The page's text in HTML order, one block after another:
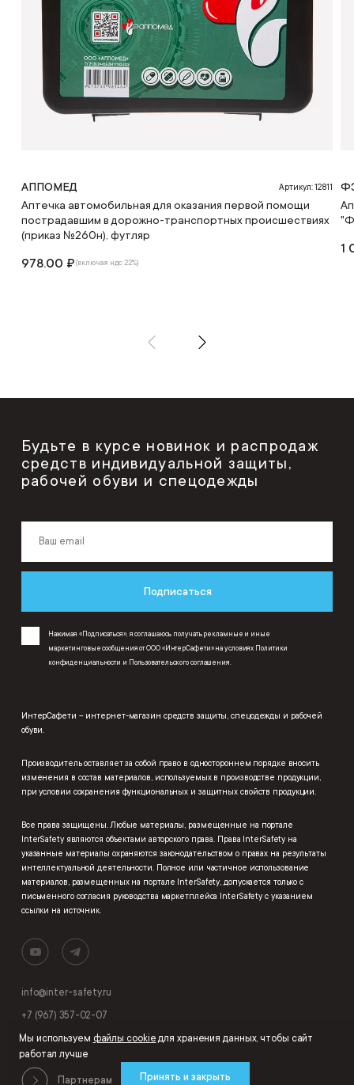
АППОМЕД Артикул: 12811
Аптечка автомобильная для оказания первой помощи
пострадавшим в дорожно-транспортных происшествиях
(приказ №260н), футляр
978.00 ₽(включая ндс 22%)
1
Будьте в курсе новинок и распродаж
средств индивидуальной защиты,
рабочей обуви и спецодежды
Подписаться
Нажимая «Подписаться», я соглашаюсь получать рекламные и иные
маркетинговые сообщения от ООО «ИнтерСафети» на условиях Политики
конфиденциальности и Пользовательского соглашения.
ИнтерСафети – интернет-магазин средств защиты, спецодежды и рабочей
обуви.
Производитель оставляет за собой право в одностороннем порядке вносить
изменения в состав материалов, используемых в производстве продукции,
при условии сохранения функциональных и защитных свойств продукции.
Все права защищены. Любые материалы, размещенные на портале
InterSafety являются объектами авторского права. Права InterSafety на
указанные материалы охраняются законодательством о правах на результаты
интеллектуальной деятельности. Полное или частичное использование
материалов, размещенных на портале InterSafety, допускается только с
письменного согласия руководства маркетплейса InterSafety с указанием
ссылки на источник.
info@inter-safety.ru
+7 (967) 357-02-07
Партнерам
Мы используем файлы cookieдля хранения данных, чтобы сайт
работал лучше
Принять и закрыть